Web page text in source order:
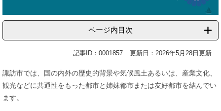
ページ内目次
記事ID：0001857 更新日：2026年5月28日更新
諏訪市では、国の内外の歴史的背景や気候風土あるいは、産業文化、
観光などに共通性をもった都市と姉妹都市または友好都市を結んでい
ます。